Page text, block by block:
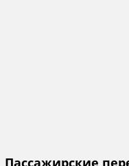
Пассажирские